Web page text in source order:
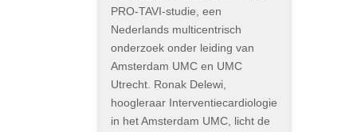
PRO-TAVI-studie, een
Nederlands multicentrisch
onderzoek onder leiding van
Amsterdam UMC en UMC
Utrecht. Ronak Delewi,
hoogleraar Interventiecardiologie
in het Amsterdam UMC, licht de